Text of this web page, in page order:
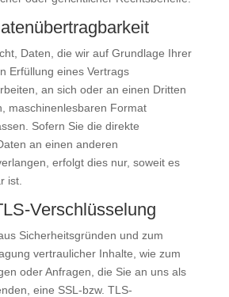
Daten, die wir auf Grundlage Ihrer
Erfüllung eines Vertrags
an sich oder an einen Dritten
maschinenlesbaren Format
Sofern Sie die direkte
an einen anderen
erfolgt dies nur, soweit es
ist.
Verschlüsselung
Sicherheitsgründen und zum
vertraulicher Inhalte, wie zum
oder Anfragen, die Sie an uns als
eine SSL-bzw. TLS-